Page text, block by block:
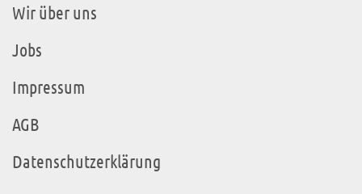
Wir über uns
Jobs
Impressum
AGB
Datenschutzerklärung